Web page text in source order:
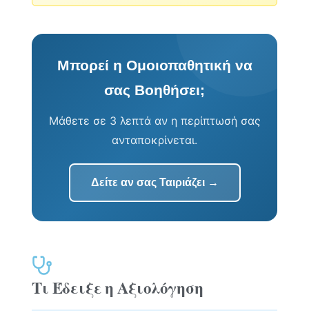
Μπορεί η Ομοιοπαθητική να
σας Βοηθήσει;
Μάθετε σε 3 λεπτά αν η περίπτωσή σας
ανταποκρίνεται.
Δείτε αν σας Ταιριάζει →
Τι Έδειξε η Αξιολόγηση